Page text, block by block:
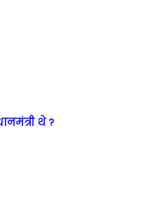
थे ?